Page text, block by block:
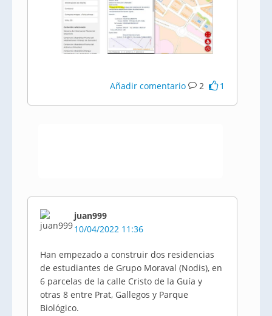
Añadir comentario 2 1
juan999
10/04/2022 11:36
Han empezado a construir dos residencias
de estudiantes de Grupo Moraval (Nodis), en
6 parcelas de la calle Cristo de la Guía y
otras 8 entre Prat, Gallegos y Parque
Biológico.